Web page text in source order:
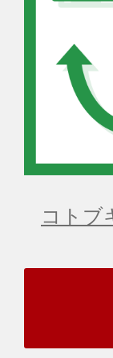
コトブ